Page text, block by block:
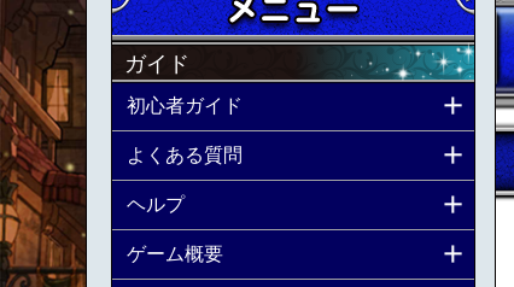
ガイド
初心者ガイド
よくある質問
ヘルプ
ゲーム概要